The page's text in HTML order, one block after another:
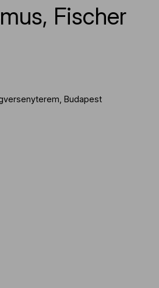
, Fischer
Budapest